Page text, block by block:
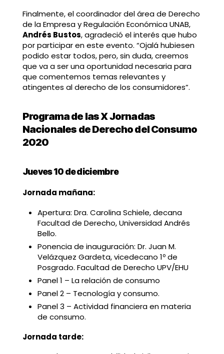
Finalmente, el coordinador del área de Derecho
de la Empresa y Regulación Económica UNAB,
Andrés Bustos, agradeció el interés que hubo
por participar en este evento. “Ojalá hubiesen
podido estar todos, pero, sin duda, creemos
que va a ser una oportunidad necesaria para
que comentemos temas relevantes y
atingentes al derecho de los consumidores”.
Programa de las X Jornadas
Nacionales de Derecho del Consumo
2020
Jueves 10 de diciembre
Jornada mañana:
Apertura: Dra. Carolina Schiele, decana
Facultad de Derecho, Universidad Andrés
Bello.
Ponencia de inauguración: Dr. Juan M.
Velázquez Gardeta, vicedecano 1º de
Posgrado. Facultad de Derecho UPV/EHU
Panel 1 – La relación de consumo
Panel 2 – Tecnología y consumo.
Panel 3 – Actividad financiera en materia
de consumo.
Jornada tarde: